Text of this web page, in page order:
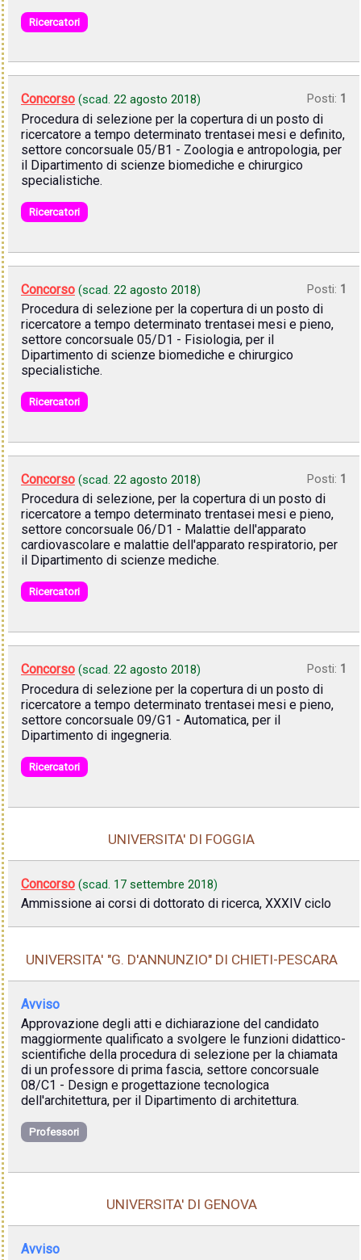
Ricercatori
Concorso (scad. 22 agosto 2018) Posti: 1
Procedura di selezione per la copertura di un posto di
ricercatore a tempo determinato trentasei mesi e definito,
settore concorsuale 05/B1 - Zoologia e antropologia, per
il Dipartimento di scienze biomediche e chirurgico
specialistiche.
Ricercatori
Concorso (scad. 22 agosto 2018) Posti: 1
Procedura di selezione per la copertura di un posto di
ricercatore a tempo determinato trentasei mesi e pieno,
settore concorsuale 05/D1 - Fisiologia, per il
Dipartimento di scienze biomediche e chirurgico
specialistiche.
Ricercatori
Concorso (scad. 22 agosto 2018) Posti: 1
Procedura di selezione, per la copertura di un posto di
ricercatore a tempo determinato trentasei mesi e pieno,
settore concorsuale 06/D1 - Malattie dell'apparato
cardiovascolare e malattie dell'apparato respiratorio, per
il Dipartimento di scienze mediche.
Ricercatori
Concorso (scad. 22 agosto 2018) Posti: 1
Procedura di selezione per la copertura di un posto di
ricercatore a tempo determinato trentasei mesi e pieno,
settore concorsuale 09/G1 - Automatica, per il
Dipartimento di ingegneria.
Ricercatori
UNIVERSITA' DI FOGGIA
Concorso (scad. 17 settembre 2018)
Ammissione ai corsi di dottorato di ricerca, XXXIV ciclo
UNIVERSITA' "G. D'ANNUNZIO" DI CHIETI-PESCARA
Avviso
Approvazione degli atti e dichiarazione del candidato
maggiormente qualificato a svolgere le funzioni didattico-
scientifiche della procedura di selezione per la chiamata
di un professore di prima fascia, settore concorsuale
08/C1 - Design e progettazione tecnologica
dell'architettura, per il Dipartimento di architettura.
Professori
UNIVERSITA' DI GENOVA
Avviso